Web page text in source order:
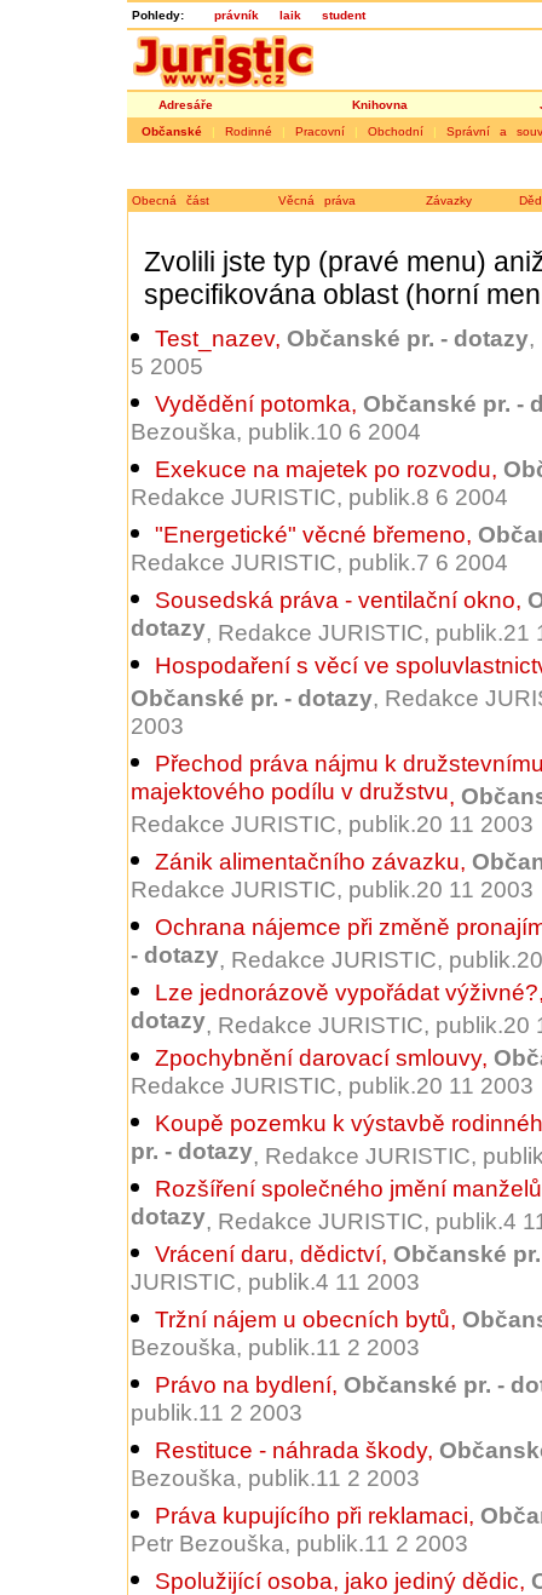
Pohledy: právník laik student
Adresáře Knihovna
Občanské | Rodinné | Pracovní | Obchodní | Správní a
Obecná část Věcná práva Závazky
Zvolili jste typ (pravé menu)
specifikována oblast (horní
Test_nazev, Občanské pr. - dotazy,
5 2005
Vydědění potomka, Občanské pr. -
Bezouška, publik.10 6 2004
Exekuce na majetek po rozvodu,
Redakce JURISTIC, publik.8 6 2004
"Energetické" věcné břemeno,
Redakce JURISTIC, publik.7 6 2004
Sousedská práva - ventilační okno,
dotazy, Redakce JURISTIC, publik.21
Hospodaření s věcí ve
Občanské pr. - dotazy, Redakce
2003
Přechod práva nájmu k
majektového podílu v družstvu,
Redakce JURISTIC, publik.20 11 2003
Zánik alimentačního závazku,
Redakce JURISTIC, publik.20 11 2003
Ochrana nájemce při změně
- dotazy, Redakce JURISTIC,
Lze jednorázově vypořádat výživné?
dotazy, Redakce JURISTIC, publik.20
Zpochybnění darovací smlouvy,
Redakce JURISTIC, publik.20 11 2003
Koupě pozemku k výstavbě
pr. - dotazy, Redakce JURISTIC,
Rozšíření společného jmění manželů
dotazy, Redakce JURISTIC, publik.4
Vrácení daru, dědictví, Občanské
JURISTIC, publik.4 11 2003
Tržní nájem u obecních bytů,
Bezouška, publik.11 2 2003
Právo na bydlení, Občanské pr. -
publik.11 2 2003
Restituce - náhrada škody,
Bezouška, publik.11 2 2003
Práva kupujícího při reklamaci,
Petr Bezouška, publik.11 2 2003
Spolužijící osoba, jako jediný dědic,